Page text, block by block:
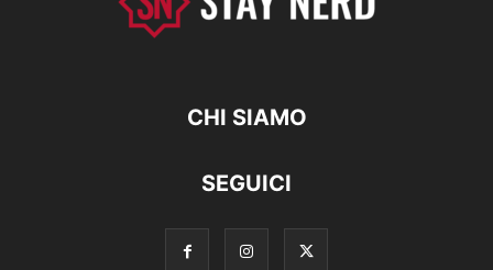
CHI SIAMO
SEGUICI